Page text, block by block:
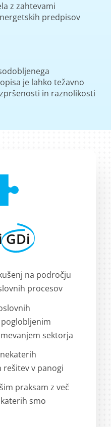
z zahtevami
predpisov
je lahko težavno
in raznolikosti
GDi
na področju
procesov
sektorja
v panogi
praksam z več
smo